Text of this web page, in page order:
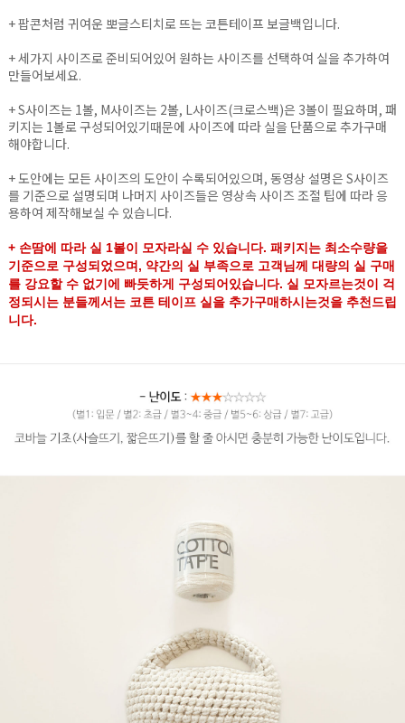
+팝콘처럼 귀여운 뽀글스티치로 뜨는 코튼테이프 보글백입니다.
+세가지 사이즈로 준비되어있어 원하는 사이즈를 선택하여 실을 추가하여
만들어보세요.
+ S사이즈는 1볼, M사이즈는 2볼, L사이즈(크로스백)은 3볼이 필요하며, 패
키지는 1볼로 구성되어있기때문에 사이즈에 따라 실을 단품으로 추가구매
해야합니다.
+ 도안에는 모든 사이즈의 도안이 수록되어있으며, 동영상 설명은 S사이즈
를 기준으로 설명되며 나머지 사이즈들은 영상속 사이즈 조절 팁에 따라 응
용하여 제작해보실 수 있습니다.
+ 손땀에 따라 실 1볼이 모자라실 수 있습니다. 패키지는 최소수량을
기준으로 구성되었으며, 약간의 실 부족으로 고객님께 대량의 실 구매
를 강요할 수 없기에 빠듯하게 구성되어있습니다. 실 모자르는것이 걱
정되시는 분들께서는 코튼 테이프 실을 추가구매하시는것을 추천드립
니다.